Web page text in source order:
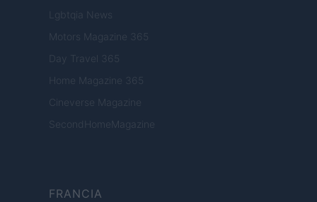
Lgbtqia News
Motors Magazine 365
Day Travel 365
Home Magazine 365
Cineverse Magazine
SecondHomeMagazine
FRANCIA